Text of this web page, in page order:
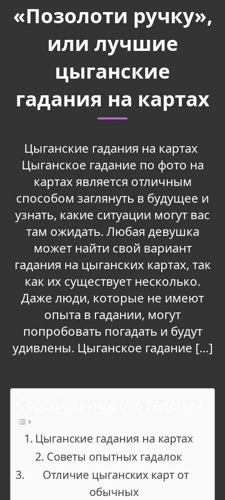
«Позолоти ручку»,
или лучшие
цыганские
гадания на картах
Цыганские гадания на картах
Цыганское гадание по фото на
картах является отличным
способом заглянуть в будущее и
узнать, какие ситуации могут вас
там ожидать. Любая девушка
может найти свой вариант
гадания на цыганских картах, так
как их существует несколько.
Даже люди, которые не имеют
опыта в гадании, могут
попробовать погадать и будут
удивлены. Цыганское гадание […]
Цыганские гадания на картах
Советы опытных гадалок
Отличие цыганских карт от
обычных